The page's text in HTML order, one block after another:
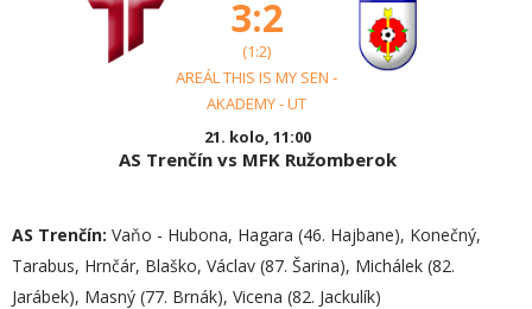
3:2
(1:2)
AREÁL THIS IS MY SEN -
AKADEMY - UT
21. kolo, 11:00
AS Trenčín vs MFK Ružomberok
AS Trenčín: Vaňo - Hubona, Hagara (46. Hajbane), Konečný,
Tarabus, Hrnčár, Blaško, Václav (87. Šarina), Michálek (82.
Jarábek), Masný (77. Brnák), Vicena (82. Jackulík)